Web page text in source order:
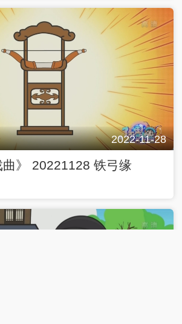
2022-11-28
曲》 20221128 铁弓缘